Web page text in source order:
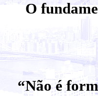
O
“Não é